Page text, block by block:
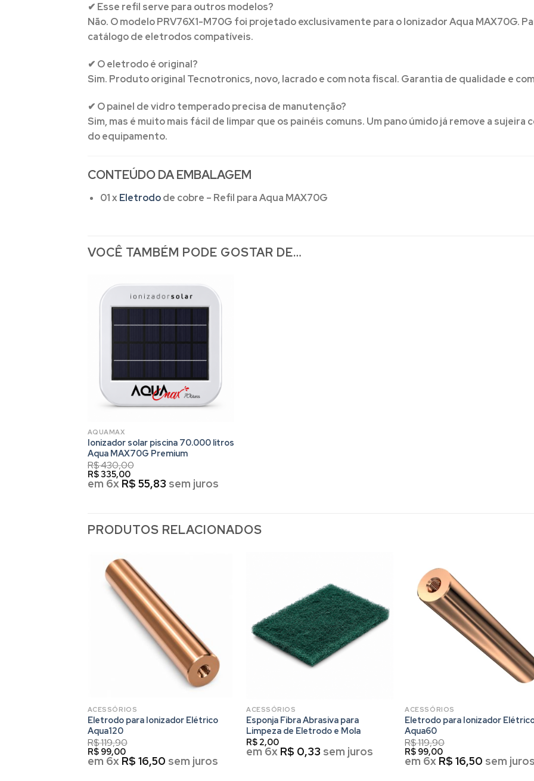
✔ Esse refil serve para outros modelos?
Não. O modelo PRV76X1-M70G foi projetado exclusivamente para o Ionizador Aqua MAX70G.
catálogo de eletrodos compatíveis.
✔ O eletrodo é original?
Sim. Produto original Tecnotronics, novo, lacrado e com nota fiscal. Garantia de qualidade e
✔ O painel de vidro temperado precisa de manutenção?
Sim, mas é muito mais fácil de limpar que os painéis comuns. Um pano úmido já remove a
do equipamento.
CONTEÚDO DA EMBALAGEM
01 xEletrodode cobre – Refil para Aqua MAX70G
VOCÊ TAMBÉM PODE GOSTAR DE…
AQUAMAX
Ionizador solar piscina 70.000 litros
Aqua MAX70G Premium
R$430,00
R$335,00
em 6x R$ 55,83 sem juros
PRODUTOS RELACIONADOS
ACESSÓRIOS
Eletrodo para Ionizador Elétrico
Aqua120
R$119,90
R$99,00
em 6x R$ 16,50 sem juros
ACESSÓRIOS
Esponja Fibra Abrasiva para
Limpeza de Eletrodo e Mola
R$ 2,00
em 6x R$ 0,33 sem juros
ACESSÓRIOS
Eletrodo para Ionizador
Aqua60
R$119,90
R$ 99,00
em 6x R$ 16,50 sem juros